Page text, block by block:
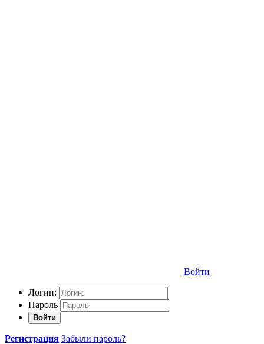
Войти
Логин:
Пароль
Войти
Регистрация Забыли пароль?